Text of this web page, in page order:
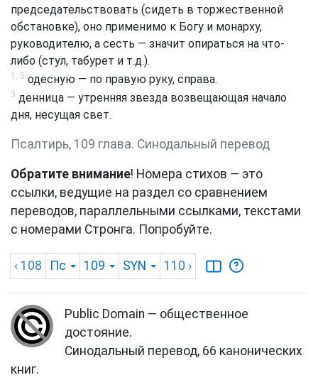
председательствовать (сидеть в торжественной
обстановке), оно применимо к Богу и монарху,
руководителю, а сесть — значит опираться на что-
либо (стул, табурет и т.д.).
1, 5 одесную — по правую руку, справа.
3 денница — утренняя звезда возвещающая начало
дня, несущая свет.
Псалтирь, 109 глава. Синодальный перевод
Обратите внимание! Номера стихов — это
ссылки, ведущие на раздел со сравнением
переводов, параллельными ссылками, текстами
с номерами Стронга. Попробуйте.
‹ 108 Пс 109 SYN 110 ›
Public Domain — общественное
достояние.
Синодальный перевод, 66 канонических
книг.